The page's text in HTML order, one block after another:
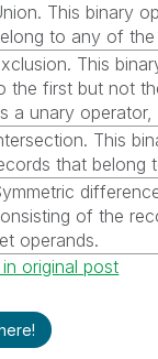
This binary
to any of
This
the first but not
a unary
This
that belong
of the
operands.
original post